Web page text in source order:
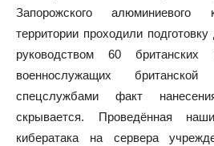
Запорожского
территории проходили подготовку
руководством 60
военнослужащих
спецслужбами факт
скрывается. Проведённая
кибератака на сервера